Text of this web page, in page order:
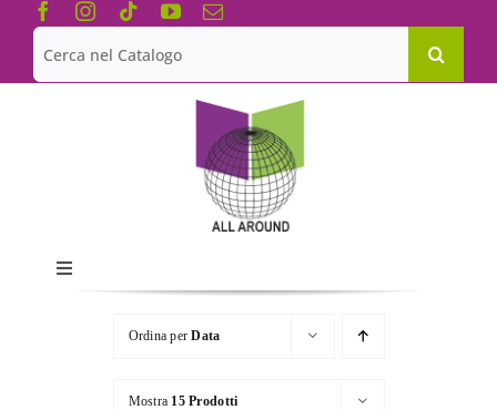
Salta
contenuto
Cerca
per:
Toggle
Navigation
Chi siamo
Le Collane
Ordina perData
Mostra 15 Prodotti